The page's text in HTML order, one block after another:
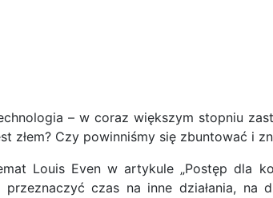
– w coraz większym stopniu
złem? Czy powinniśmy się zbuntować i
Louis Even w artykule „Postęp dla
czas na inne działania, na